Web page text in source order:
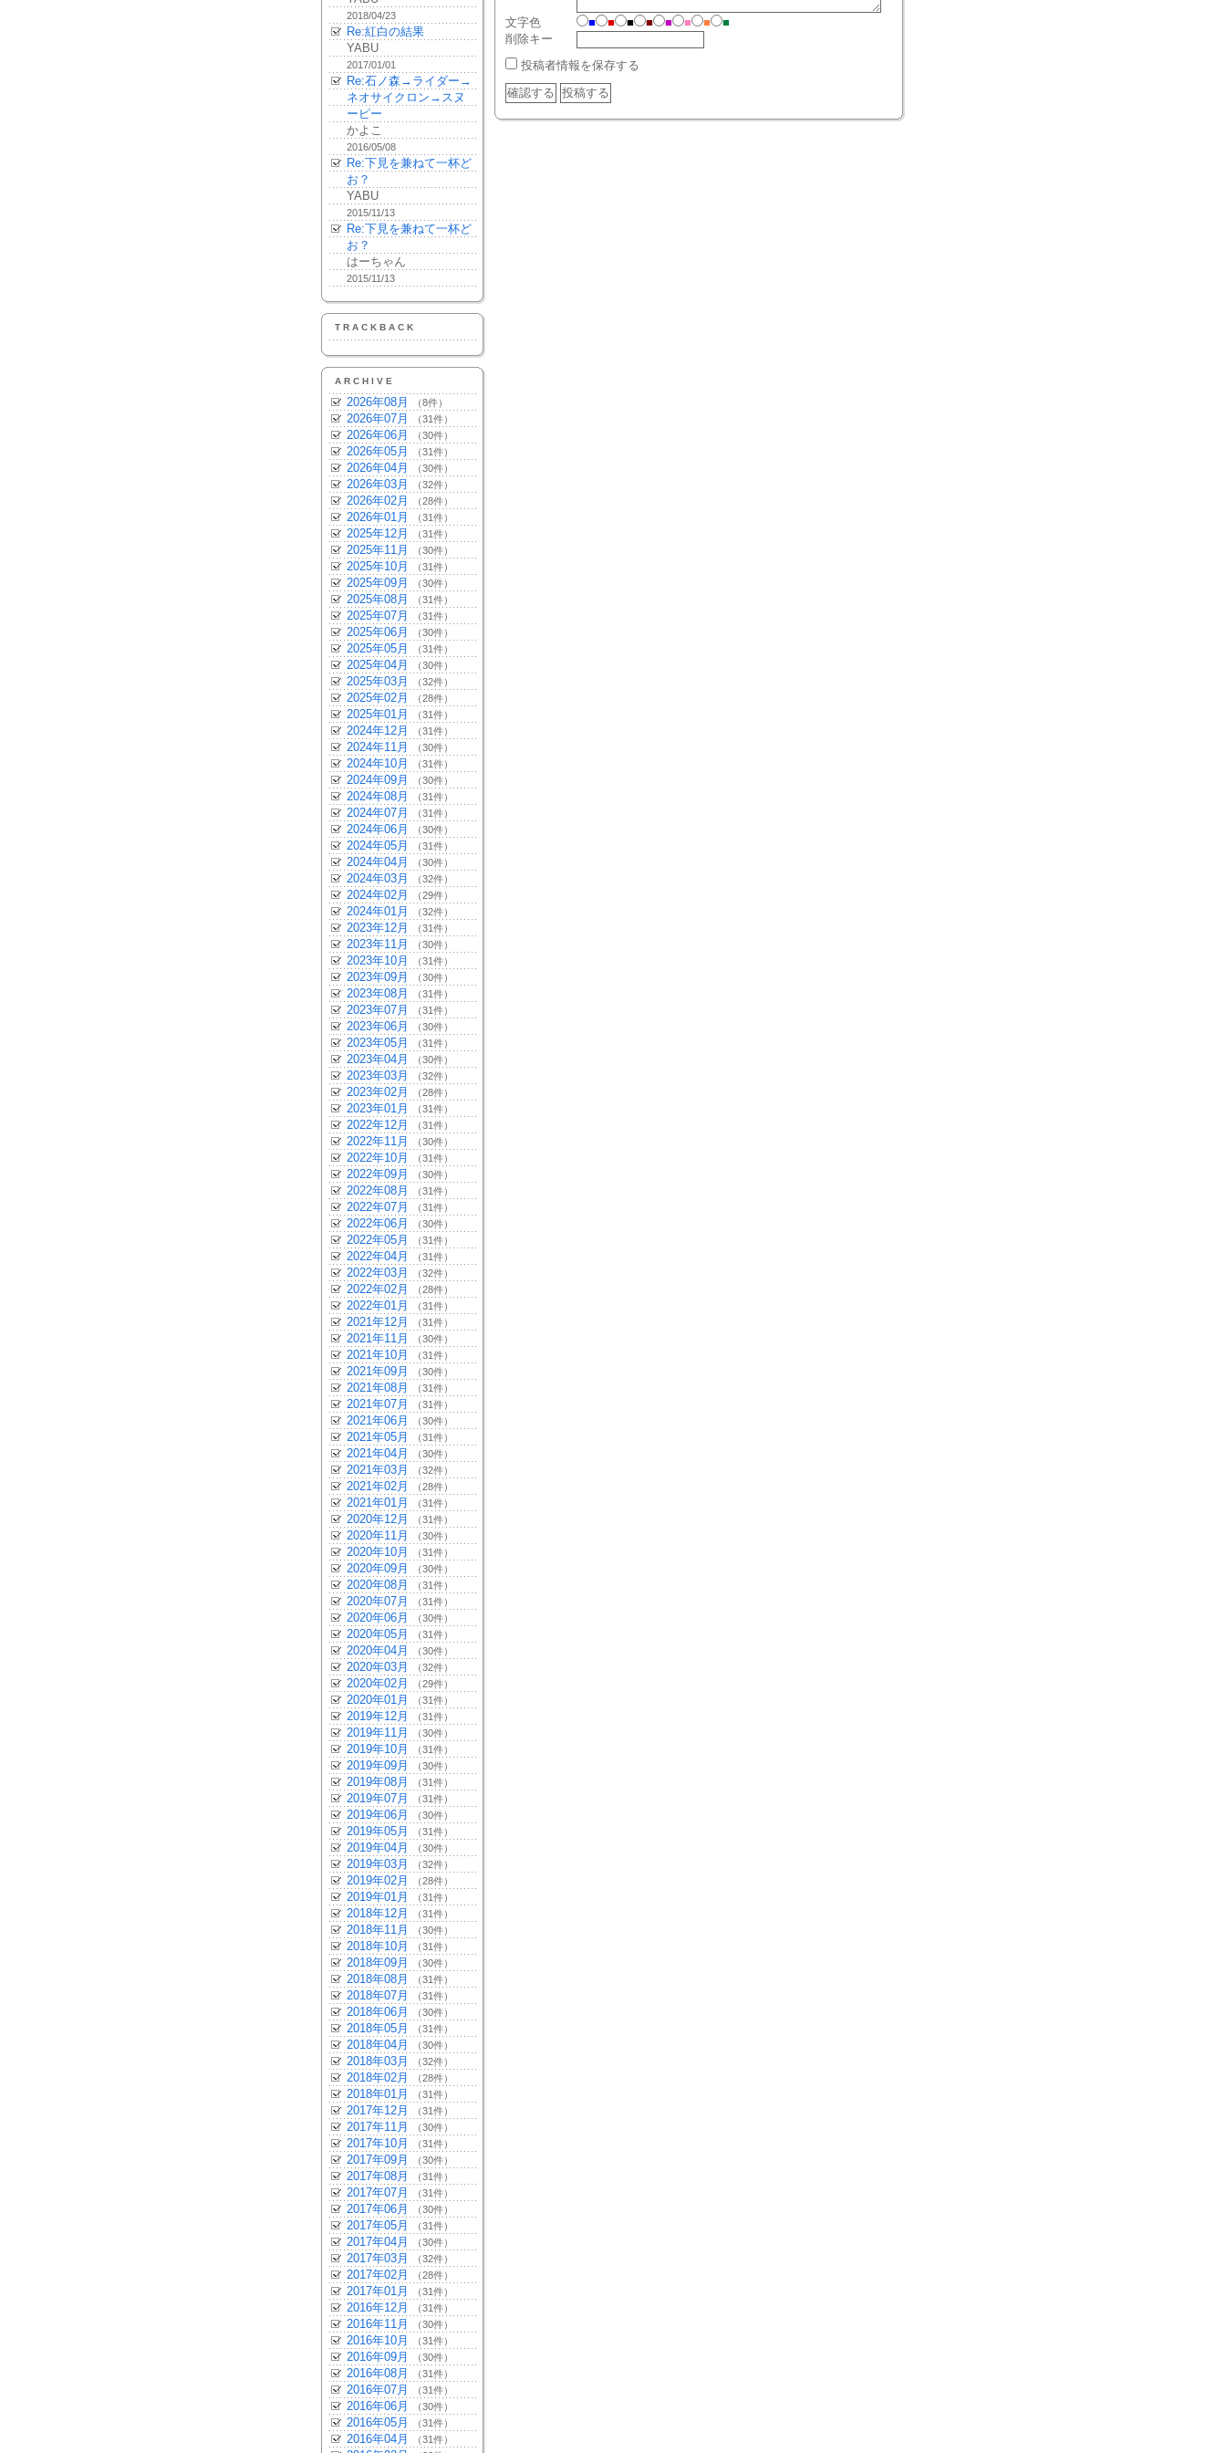
2018/04/23
Re:紅白の結果
YABU
2017/01/01
Re:石ノ森→ライダー→
ネオサイクロン→スヌ
ーピー
かよこ
2016/05/08
Re:下見を兼ねて一杯ど
お？
YABU
2015/11/13
Re:下見を兼ねて一杯ど
お？
はーちゃん
2015/11/13
TRACKBACK
ARCHIVE
2026年08月 （8件）
2026年07月 （31件）
2026年06月 （30件）
2026年05月 （31件）
2026年04月 （30件）
2026年03月 （32件）
2026年02月 （28件）
2026年01月 （31件）
2025年12月 （31件）
2025年11月 （30件）
2025年10月 （31件）
2025年09月 （30件）
2025年08月 （31件）
2025年07月 （31件）
2025年06月 （30件）
2025年05月 （31件）
2025年04月 （30件）
2025年03月 （32件）
2025年02月 （28件）
2025年01月 （31件）
2024年12月 （31件）
2024年11月 （30件）
2024年10月 （31件）
2024年09月 （30件）
2024年08月 （31件）
2024年07月 （31件）
2024年06月 （30件）
2024年05月 （31件）
2024年04月 （30件）
2024年03月 （32件）
2024年02月 （29件）
2024年01月 （32件）
2023年12月 （31件）
2023年11月 （30件）
2023年10月 （31件）
2023年09月 （30件）
2023年08月 （31件）
2023年07月 （31件）
2023年06月 （30件）
2023年05月 （31件）
2023年04月 （30件）
2023年03月 （32件）
2023年02月 （28件）
2023年01月 （31件）
2022年12月 （31件）
2022年11月 （30件）
2022年10月 （31件）
2022年09月 （30件）
2022年08月 （31件）
2022年07月 （31件）
2022年06月 （30件）
2022年05月 （31件）
2022年04月 （31件）
2022年03月 （32件）
2022年02月 （28件）
2022年01月 （31件）
2021年12月 （31件）
2021年11月 （30件）
2021年10月 （31件）
2021年09月 （30件）
2021年08月 （31件）
2021年07月 （31件）
2021年06月 （30件）
2021年05月 （31件）
2021年04月 （30件）
2021年03月 （32件）
2021年02月 （28件）
2021年01月 （31件）
2020年12月 （31件）
2020年11月 （30件）
2020年10月 （31件）
2020年09月 （30件）
2020年08月 （31件）
2020年07月 （31件）
2020年06月 （30件）
2020年05月 （31件）
2020年04月 （30件）
2020年03月 （32件）
2020年02月 （29件）
2020年01月 （31件）
2019年12月 （31件）
2019年11月 （30件）
2019年10月 （31件）
2019年09月 （30件）
2019年08月 （31件）
2019年07月 （31件）
2019年06月 （30件）
2019年05月 （31件）
2019年04月 （30件）
2019年03月 （32件）
2019年02月 （28件）
2019年01月 （31件）
2018年12月 （31件）
2018年11月 （30件）
2018年10月 （31件）
2018年09月 （30件）
2018年08月 （31件）
2018年07月 （31件）
2018年06月 （30件）
2018年05月 （31件）
2018年04月 （30件）
2018年03月 （32件）
2018年02月 （28件）
2018年01月 （31件）
2017年12月 （31件）
2017年11月 （30件）
2017年10月 （31件）
2017年09月 （30件）
2017年08月 （31件）
2017年07月 （31件）
2017年06月 （30件）
2017年05月 （31件）
2017年04月 （30件）
2017年03月 （32件）
2017年02月 （28件）
2017年01月 （31件）
2016年12月 （31件）
2016年11月 （30件）
2016年10月 （31件）
2016年09月 （30件）
2016年08月 （31件）
2016年07月 （31件）
2016年06月 （30件）
2016年05月 （31件）
2016年04月 （31件）
文字色 ■ ■ ■ ■ ■ ■ ■
■
削除キー
投稿者情報を保存する